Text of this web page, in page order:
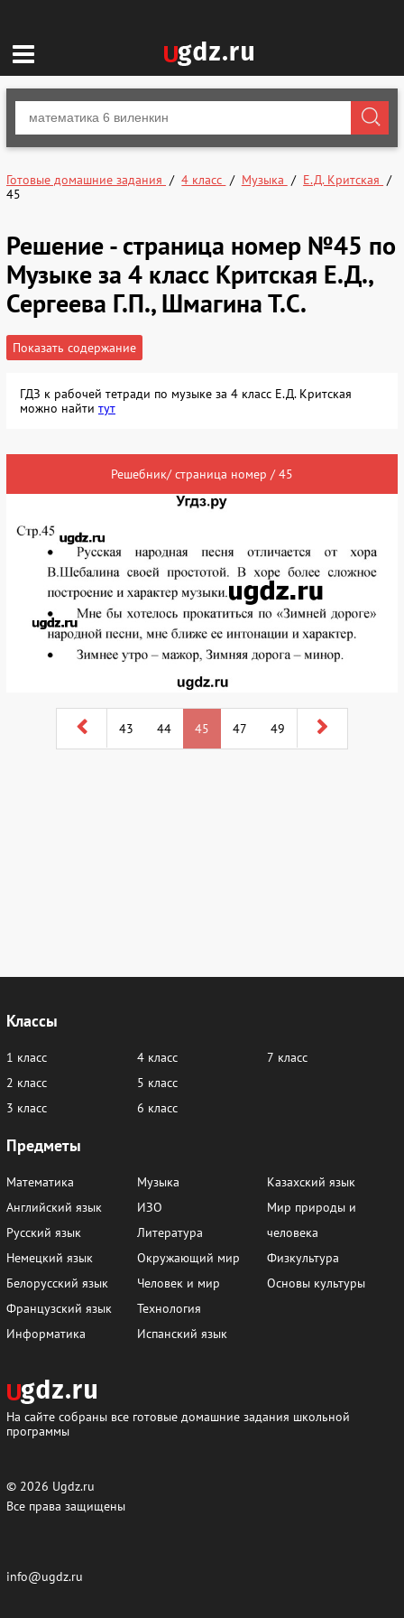
Готовые домашние задания 4 класс Музыка
Е.Д. Критская
45
Решение - страница номер №45 по
Музыке за 4 класс Критская Е.Д.,
Сергеева Г.П., Шмагина Т.С.
Показать содержание
ГДЗ к рабочей тетради по музыке за 4 класс Е.Д. Критская
можно найти тут
Решебник/ страница номер / 45
43 44 45 47 49
Классы
1 класс
2 класс
3 класс
4 класс
5 класс
6 класс
7 класс
Предметы
Математика
Английский язык
Русский язык
Немецкий язык
Белорусский язык
Французский язык
Информатика
Музыка
ИЗО
Литература
Окружающий мир
Человек и мир
Технология
Испанский язык
Казахский язык
Мир природы и
человека
Физкультура
Основы культуры
На сайте собраны все готовые домашние задания школьной
программы
© 2026 Ugdz.ru
Все права защищены
info@ugdz.ru